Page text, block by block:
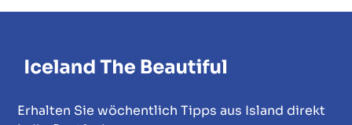
Erhalten Sie wöchentlich Tipps aus Island direkt